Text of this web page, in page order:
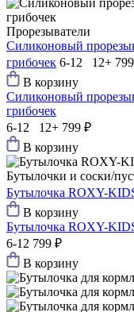
Прорезыватели
Силиконовый
грибочек 6-12 12+
В корзину
Силиконовый
грибочек
6-12 12+ 799 ₽
В корзину
Бутылочки и соски/
Бутылочка ROXY-
В корзину
Бутылочка ROXY-
6-12 799 ₽
В корзину